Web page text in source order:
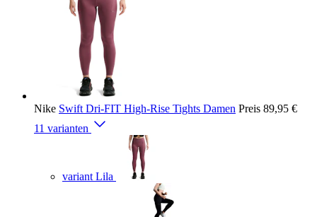
Nike Swift Dri-FIT High-Rise Tights Damen Preis 89,95 €
11 varianten
variant Lila